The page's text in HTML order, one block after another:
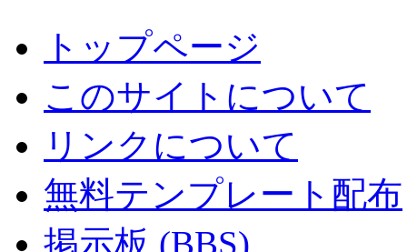
トップページ
このサイトについて
リンクについて
無料テンプレート配布
掲示板 (BBS)